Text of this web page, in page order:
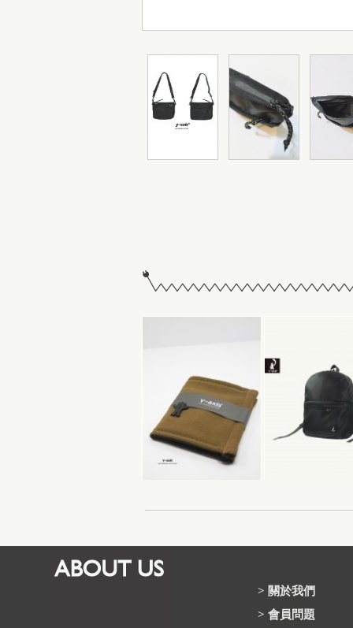
> 關於我們
> 會員問題